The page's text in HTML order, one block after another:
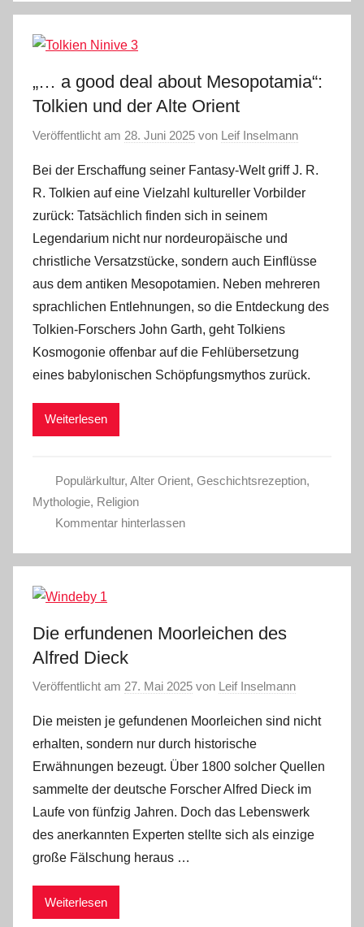
„… a good deal about Mesopotamia“:
Tolkien und der Alte Orient
Veröffentlicht am 28. Juni 2025 von Leif Inselmann
Bei der Erschaffung seiner Fantasy-Welt griff J. R.
R. Tolkien auf eine Vielzahl kultureller Vorbilder
zurück: Tatsächlich finden sich in seinem
Legendarium nicht nur nordeuropäische und
christliche Versatzstücke, sondern auch Einflüsse
aus dem antiken Mesopotamien. Neben mehreren
sprachlichen Entlehnungen, so die Entdeckung des
Tolkien-Forschers John Garth, geht Tolkiens
Kosmogonie offenbar auf die Fehlübersetzung
eines babylonischen Schöpfungsmythos zurück.
Weiterlesen
Populärkultur, Alter Orient, Geschichtsrezeption,
Mythologie, Religion
Kommentar hinterlassen
Die erfundenen Moorleichen des
Alfred Dieck
Veröffentlicht am 27. Mai 2025 von Leif Inselmann
Die meisten je gefundenen Moorleichen sind nicht
erhalten, sondern nur durch historische
Erwähnungen bezeugt. Über 1800 solcher Quellen
sammelte der deutsche Forscher Alfred Dieck im
Laufe von fünfzig Jahren. Doch das Lebenswerk
des anerkannten Experten stellte sich als einzige
große Fälschung heraus …
Weiterlesen